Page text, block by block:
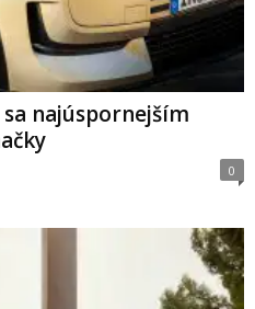
najúspornejším
0